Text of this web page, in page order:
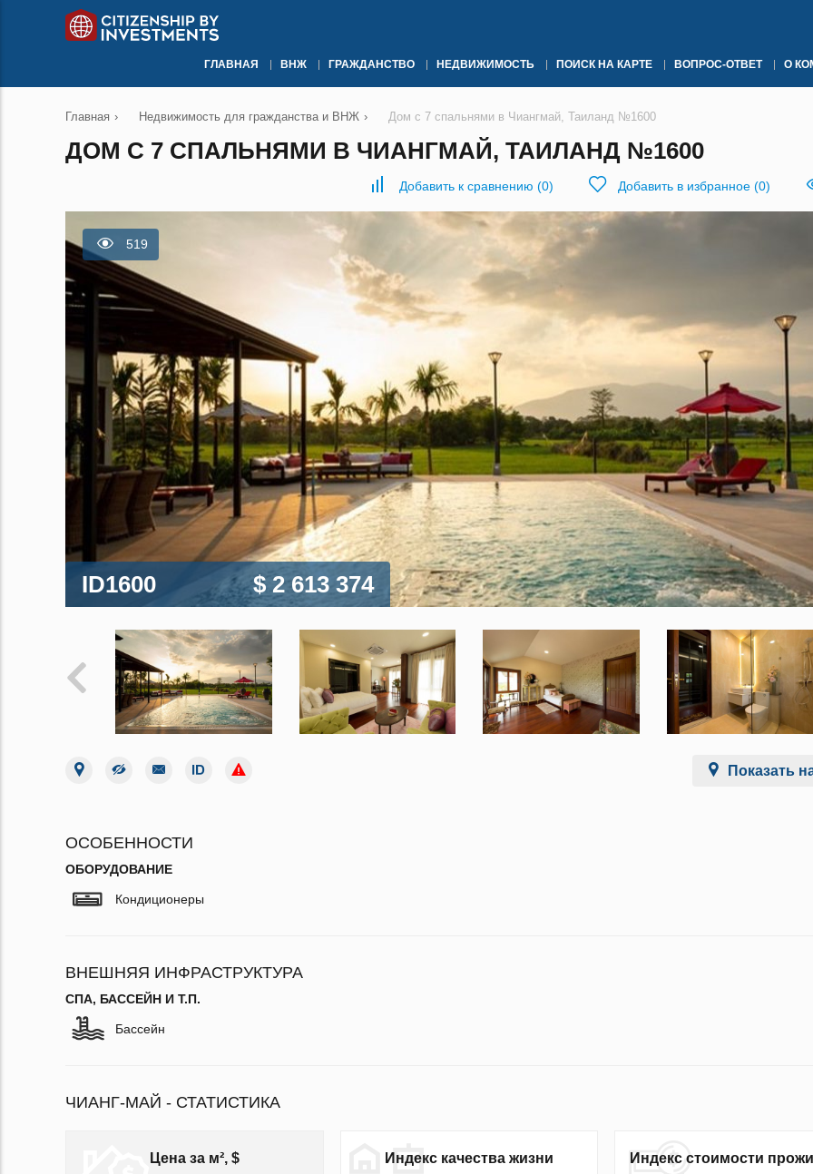
ГЛАВНАЯ ВНЖ ГРАЖДАНСТВО НЕДВИЖИМОСТЬ ПОИСК НА КАРТЕ ВОПРОС-ОТВЕТ О
Главная › Недвижимость для гражданства и ВНЖ › Дом с 7 спальнями в Чиангмай, Таиланд №1600
ДОМ С 7 СПАЛЬНЯМИ В ЧИАНГМАЙ, ТАИЛАНД №1600
Добавить к сравнению (0) Добавить в избранное (0)
519
ID1600 $ 2 613 374
Показать
ОСОБЕННОСТИ
ОБОРУДОВАНИЕ
Кондиционеры
ВНЕШНЯЯ ИНФРАСТРУКТУРА
СПА, БАССЕЙН И Т.П.
Бассейн
ЧИАНГ-МАЙ - СТАТИСТИКА
Цена за м², $ Индекс качества жизни Индекс стоимости